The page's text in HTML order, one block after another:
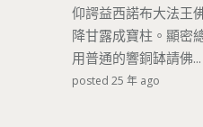
仰諤益西諾布大法王
降甘露成寶柱。顯密
用普通的響銅缽請佛...
posted 25 年 ago